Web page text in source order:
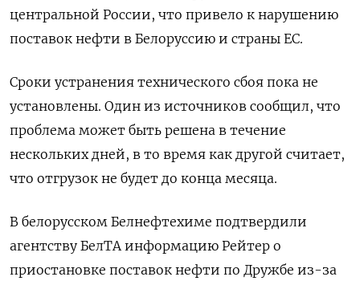
центральной России, что привело к нарушению
поставок нефти в Белоруссию и страны ЕС.
Сроки устранения технического сбоя пока не
установлены. Один из источников сообщил, что
проблема может быть решена в течение
нескольких дней, в то время как другой считает,
что отгрузок не будет до конца месяца.
В белорусском Белнефтехиме подтвердили
агентству БелТА информацию Рейтер о
приостановке поставок нефти по Дружбе из-за